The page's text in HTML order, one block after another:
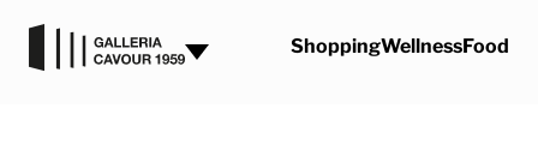
ShoppingWellnessFood